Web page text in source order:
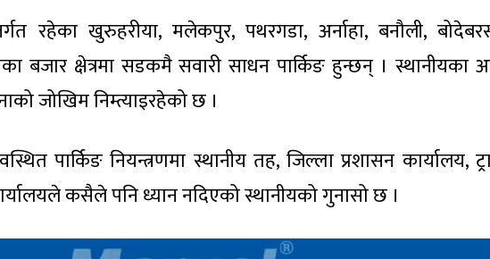
रहेका खुरुहरीया, मलेकपुर, पथरगडा, अर्नाहा, बनौली,
बजार क्षेत्रमा सडकमै सवारी साधन पार्किङ हुन्छन् । स्थानीयका
जोखिम निम्त्याइरहेको छ ।
पार्किङ नियन्त्रणमा स्थानीय तह, जिल्ला प्रशासन कार्यालय,
कसैले पनि ध्यान नदिएको स्थानीयको गुनासो छ ।